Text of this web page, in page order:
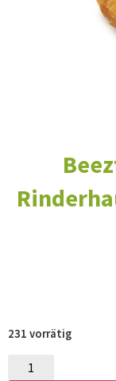
231 vorrätig